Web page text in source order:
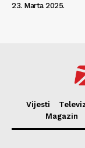
23. Marta 2025.
Vijesti
Magazin